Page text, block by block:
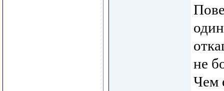
не
Чем